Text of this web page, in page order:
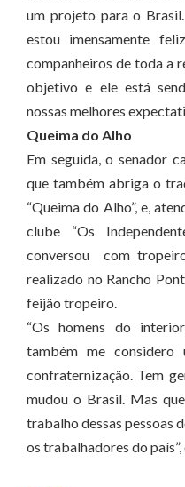
um projeto para o
estou imensamente
companheiros de toda a
objetivo e ele está
nossas melhores
Queima do Alho
Em seguida, o senador
que também abriga o
“Queima do Alho”, e,
clube “Os
conversou com
realizado no Rancho
feijão tropeiro.
“Os homens do
também me considero
confraternização. Tem
mudou o Brasil. Mas
trabalho dessas pessoas
os trabalhadores do